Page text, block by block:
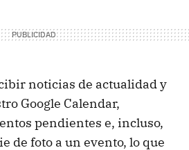
noticias de actualidad y
Google Calendar,
pendientes e, incluso,
de foto a un evento, lo que